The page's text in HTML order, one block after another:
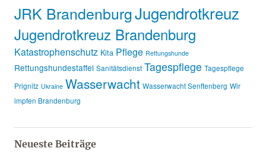
JRK BrandenburgJugendrotkreuz
Jugendrotkreuz Brandenburg
Katastrophenschutz Kita Pflege Rettungshunde
Rettungshundestaffel Sanitätsdienst Tagespflege Tagespflege
Prignitz Ukraine Wasserwacht Wasserwacht Senftenberg Wir
impfen Brandenburg
Neueste Beiträge